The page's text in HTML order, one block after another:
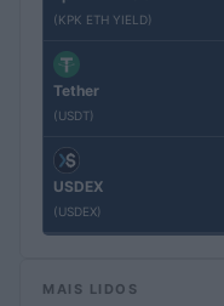
(KPK ETH YIELD)
Tether
(USDT)
USDEX
(USDEX)
MAIS LIDOS